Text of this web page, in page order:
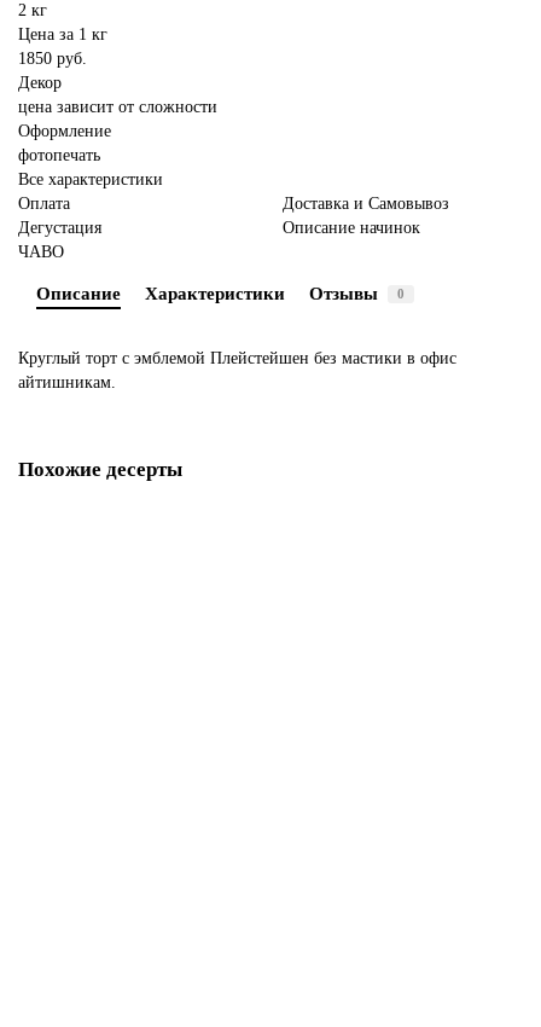
2 кг
Цена за 1 кг
1850 руб.
Декор
цена зависит от сложности
Оформление
фотопечать
Все характеристики
Оплата
Доставка и Самовывоз
Дегустация
Описание начинок
ЧАВО
Описание Характеристики Отзывы 0
Круглый торт с эмблемой Плейстейшен без мастики в офис
айтишникам.
Похожие десерты